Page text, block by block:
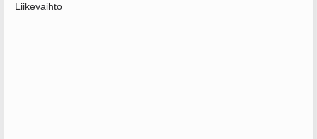
Liikevaihto